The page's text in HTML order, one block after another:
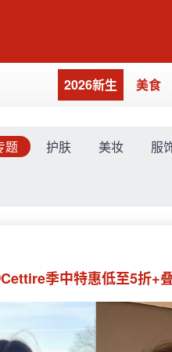
2026新生 美食
题 护肤 美妆 服
季中特惠低至5折+